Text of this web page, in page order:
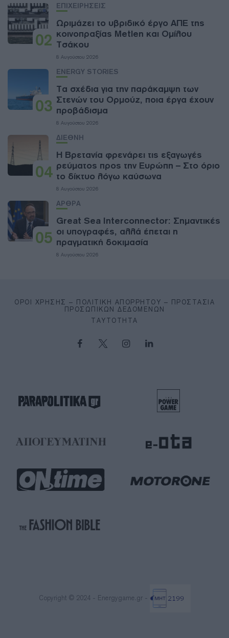
02
ΕΠΙΧΕΙΡΗΣΕΙΣ
Ωριμάζει το υβριδικό έργο ΑΠΕ της
κοινοπραξίας Metlen και Ομίλου
Τσάκου
8 Αυγούστου 2026
03
ENERGY STORIES
Τα σχέδια για την παράκαμψη των
Στενών του Ορμούζ, ποια έργα έχουν
προβάδισμα
8 Αυγούστου 2026
04
ΔΙΕΘΝΗ
Η Βρετανία φρενάρει τις εξαγωγές
ρεύματος προς την Ευρώπη – Στο όριο
το δίκτυο λόγω καύσωνα
8 Αυγούστου 2026
05
ΑΡΘΡΑ
Great Sea Interconnector: Σημαντικές
οι υπογραφές, αλλά έπεται η
πραγματική δοκιμασία
8 Αυγούστου 2026
ΌΡΟΙ ΧΡΉΣΗΣ – ΠΟΛΙΤΙΚΉ ΑΠΟΡΡΉΤΟΥ – ΠΡΟΣΤΑΣΊΑ
ΠΡΟΣΩΠΙΚΏΝ ΔΕΔΟΜΈΝΩΝ
ΤΑΥΤΌΤΗΤΑ
Copyright © 2024 - Energygame.gr -